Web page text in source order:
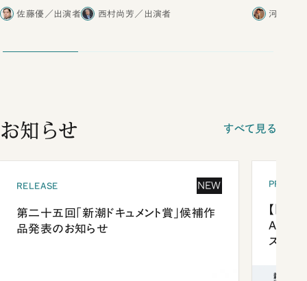
合ったこと
佐藤優／出演者 西村尚芳／出演者 河野有
お知らせ すべて見る
RELEASE NEW
第二十五回「新潮ドキュメント賞」候補作
品発表のお知らせ
【「新
ズプレ